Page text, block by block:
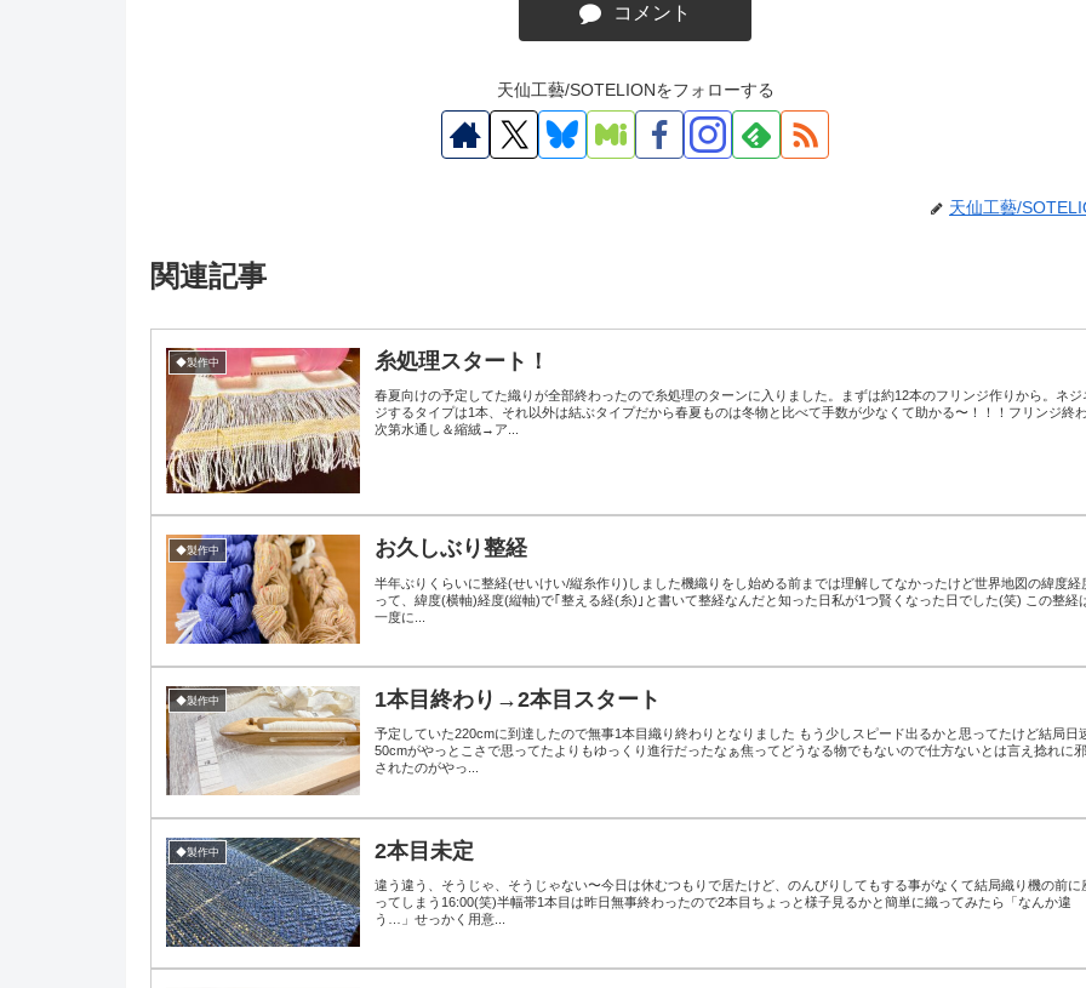
コメント
天仙工藝/SOTELIONをフォローする
天仙工藝/
関連記事
◆製作中 糸処理スタート！
春夏向けの予定してた織りが全部終わったので糸処理のターンに入りました。まずは約12本のフリンジ作りから。ネジ
ジするタイプは1本、それ以外は結ぶタイプだから春夏ものは冬物と比べて手数が少なくて助かる〜！！！フリンジ終
次第水通し＆縮絨→ア...
◆製作中 お久しぶり整経
半年ぶりくらいに整経(せいけい/縦糸作り)しました機織りをし始める前までは理解してなかったけど世界地図の緯度経
って、緯度(横軸)経度(縦軸)で｢整える経(糸)｣と書いて整経なんだと知った日私が1つ賢くなった日でした(笑) この整経
一度に...
◆製作中 1本目終わり→2本目スタート
予定していた220cmに到達したので無事1本目織り終わりとなりました もう少しスピード出るかと思ってたけど結局日
50cmがやっとこさで思ってたよりもゆっくり進行だったなぁ焦ってどうなる物でもないので仕方ないとは言え捻れに
されたのがやっ...
◆製作中 2本目未定
違う違う、そうじゃ、そうじゃない〜今日は休むつもりで居たけど、のんびりしてもする事がなくて結局織り機の前に
ってしまう16:00(笑)半幅帯1本目は昨日無事終わったので2本目ちょっと様子見るかと簡単に織ってみたら「なんか違
う…」せっかく用意...